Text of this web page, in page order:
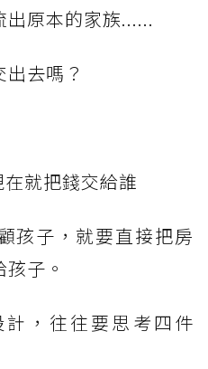
原本的家族......
去嗎？
就把錢交給誰
孩子，就要直接把房
子。
，往往要思考四件